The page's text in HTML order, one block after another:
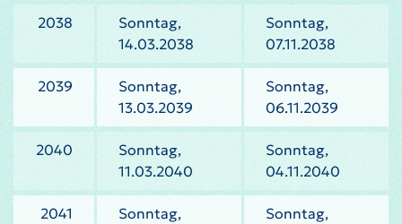
2038
Sonntag,
14.03.2038
Sonntag,
07.11.2038
2039
Sonntag,
13.03.2039
Sonntag,
06.11.2039
2040
Sonntag,
11.03.2040
Sonntag,
04.11.2040
2041
Sonntag,
Sonntag,